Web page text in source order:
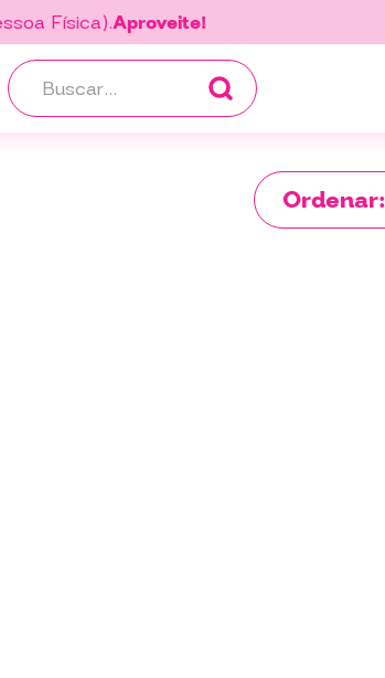
Física).Aproveite!
Ordenar: